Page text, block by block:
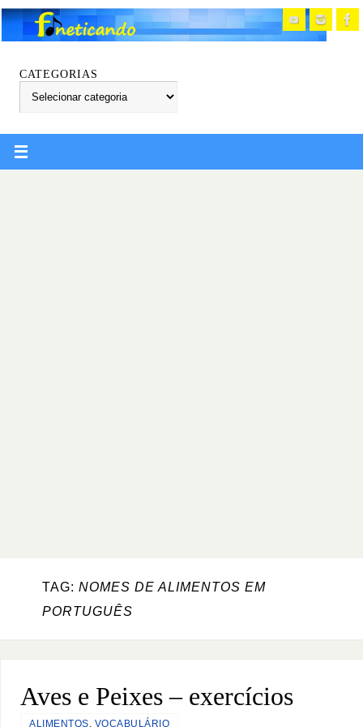
CATEGORIAS
TAG: NOMES DE ALIMENTOS EM
PORTUGUÊS
Aves e Peixes – exercícios
ALIMENTOS, VOCABULÁRIO